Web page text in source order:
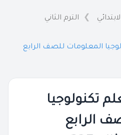
الترم الثاني
المعلومات للصف الرابع
تكنولوجيا
الرابع